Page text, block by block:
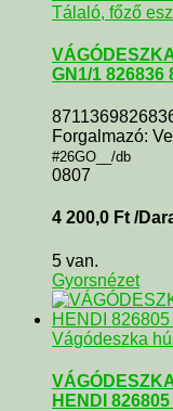
Tálaló, főző
GN1/1 826836
Forgalmazó:
#26GO__/db
0807
4 200,0 Ft /
5 van.
Gyorsnézet
Vágódeszka
HENDI